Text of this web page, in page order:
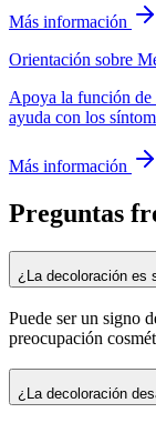
Más información
Orientación sobre
Apoya la función de
ayuda con los
Más información
Preguntas
¿La decoloración es
Puede ser un signo
preocupación
¿La decoloración